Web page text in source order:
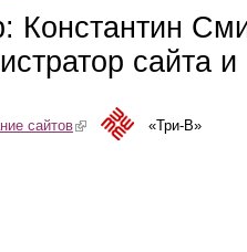
Константин
сайта
сайтов(link is external)«Три-В»